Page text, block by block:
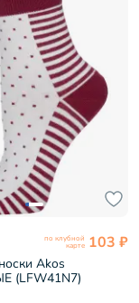
по клубной
карте 103 ₽
Akos
(LFW41N7)